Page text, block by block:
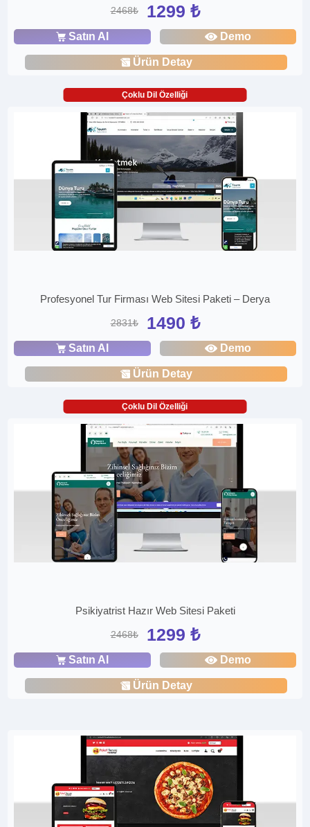
2468₺ 1299 ₺
Satın Al Demo
Ürün Detay
Çoklu Dil Özelliği
Profesyonel Tur Firması Web Sitesi Paketi – Derya
2831₺ 1490 ₺
Satın Al Demo
Ürün Detay
Çoklu Dil Özelliği
Psikiyatrist Hazır Web Sitesi Paketi
2468₺ 1299 ₺
Satın Al Demo
Ürün Detay